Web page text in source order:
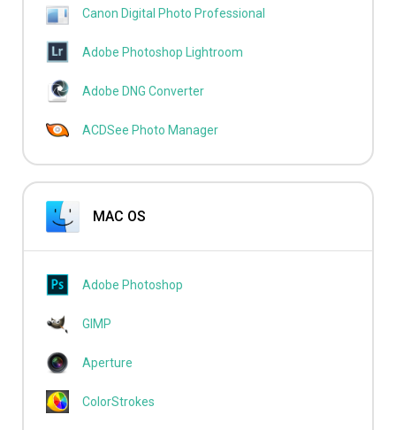
Canon Digital Photo Professional
Adobe Photoshop Lightroom
Adobe DNG Converter
ACDSee Photo Manager
MAC OS
Adobe Photoshop
GIMP
Aperture
ColorStrokes